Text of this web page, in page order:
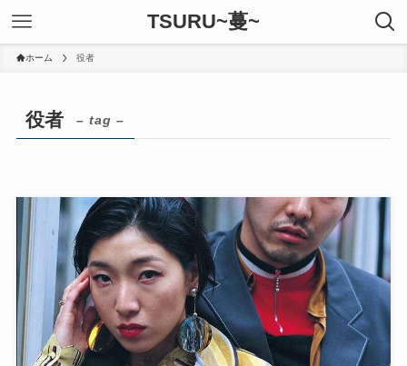
TSURU~蔓~
ホーム 役者
役者 – tag –